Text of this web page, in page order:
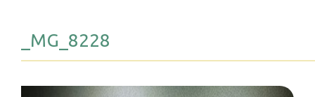
_MG_8228